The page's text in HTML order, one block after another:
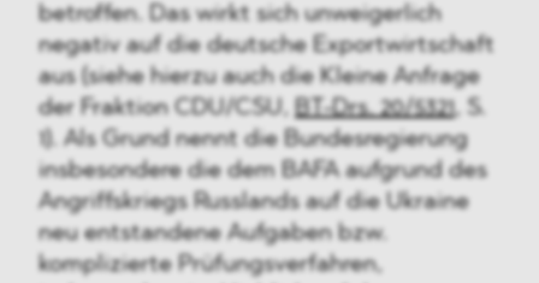
betroffen. Das wirkt sich unweigerlich
negativ auf die deutsche Exportwirtschaft
aus (siehe hierzu auch die Kleine Anfrage
der Fraktion CDU/CSU, BT-Drs. 20/5321, S.
1). Als Grund nennt die Bundesregierung
insbesondere die dem BAFA aufgrund des
Angriffskriegs Russlands auf die Ukraine
neu entstandene Aufgaben bzw.
komplizierte Prüfungsverfahren,